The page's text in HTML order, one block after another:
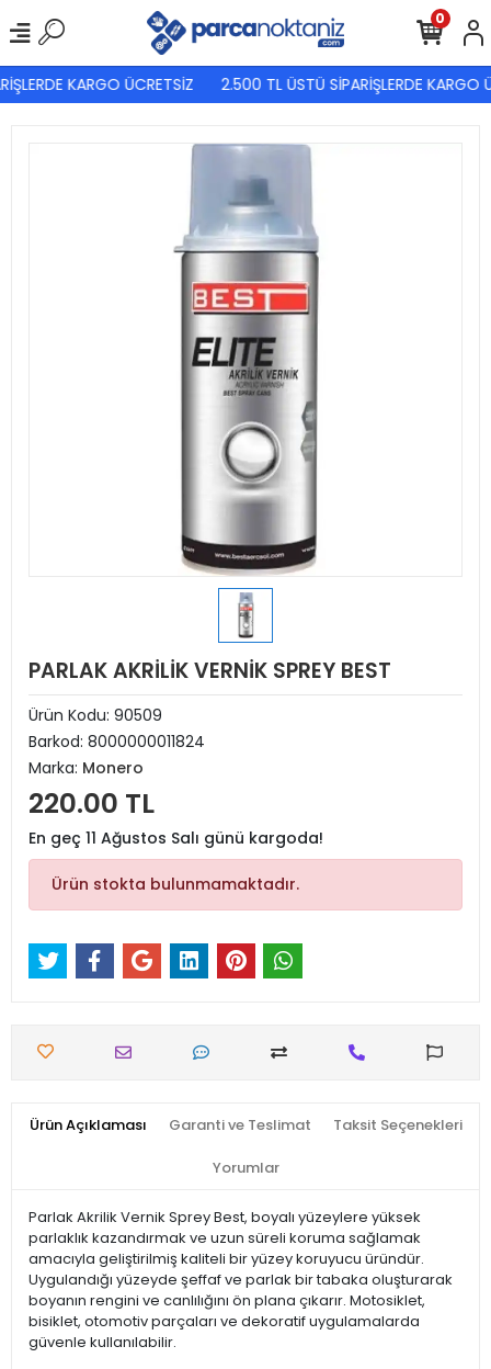
KARGO ÜCRETSİZ 2.500 TL ÜSTÜ SİPARİŞLERDE KARGO
0
PARLAK AKRİLİK VERNİK SPREY BEST
Ürün Kodu: 90509
Barkod: 8000000011824
Marka: Monero
220.00 TL
En geç 11 Ağustos Salı günü kargoda!
Ürün stokta bulunmamaktadır.
Ürün Açıklaması Garanti ve Teslimat Taksit Seçenekleri
Yorumlar
Parlak Akrilik Vernik Sprey Best, boyalı yüzeylere yüksek
parlaklık kazandırmak ve uzun süreli koruma sağlamak
amacıyla geliştirilmiş kaliteli bir yüzey koruyucu üründür.
Uygulandığı yüzeyde şeffaf ve parlak bir tabaka oluşturarak
boyanın rengini ve canlılığını ön plana çıkarır. Motosiklet,
bisiklet, otomotiv parçaları ve dekoratif uygulamalarda
güvenle kullanılabilir.